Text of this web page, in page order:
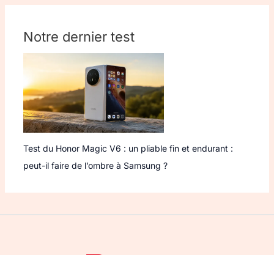
Notre dernier test
Test du Honor Magic V6 : un pliable fin et endurant :
peut-il faire de l’ombre à Samsung ?